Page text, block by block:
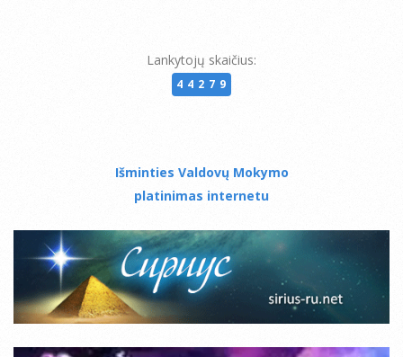
Lankytojų skaičius:
44279
Išminties Valdovų Mokymo
platinimas internetu